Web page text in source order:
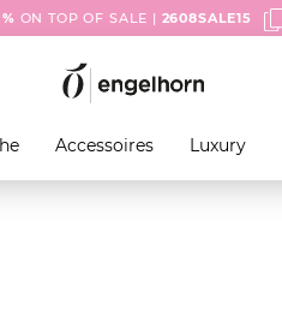
ON TOP OF SALE | 2608SALE15
Accessoires Luxury